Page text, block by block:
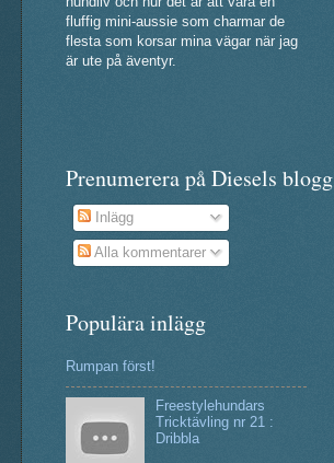
fluffig mini-aussie som charmar de
flesta som korsar mina vägar när jag
är ute på äventyr.
Prenumerera på Diesels blogg
Inlägg
Alla kommentarer
Populära inlägg
Rumpan först!
Freestylehundars
Tricktävling nr 21 :
Dribbla